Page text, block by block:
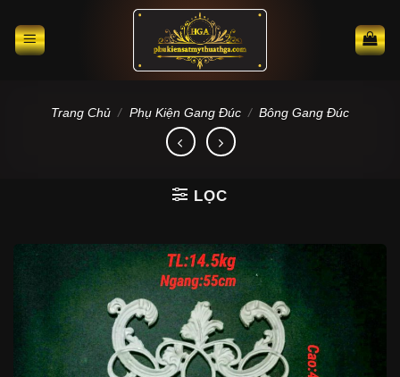
content
Trang Chủ / Phụ Kiện Gang Đúc / Bông Gang Đúc
LỌC